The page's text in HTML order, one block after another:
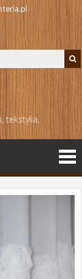
tekstylia,